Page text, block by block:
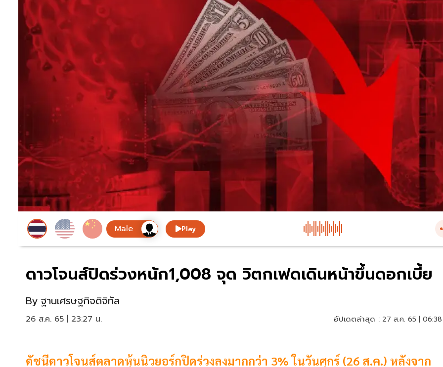
Play
ดาวโจนส์ปิดร่วงหนัก1,008 จุด วิตกเฟดเดินหน้าขึ้นดอกเบี้ย
By ฐานเศรษฐกิจดิจิทัล
26 ส.ค. 65 | 23:27 น. อัปเดตล่าสุด : 27 ส.ค. 65 |
ดัชนีดาวโจนส์ตลาดหุ้นนิวยอร์กปิดร่วงลงมากกว่า 3% ในวันศุกร์ (26 ส.ค.) หลังจาก